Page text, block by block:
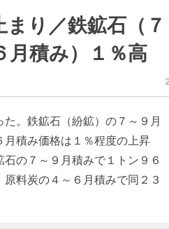
り／鉄鉱石（７
月積み）１％高
。鉄鉱石（紛鉱）の７～９月
積み価格は１％程度の上昇
の７～９月積みで１トン９６
料炭の４～６月積みで同２３